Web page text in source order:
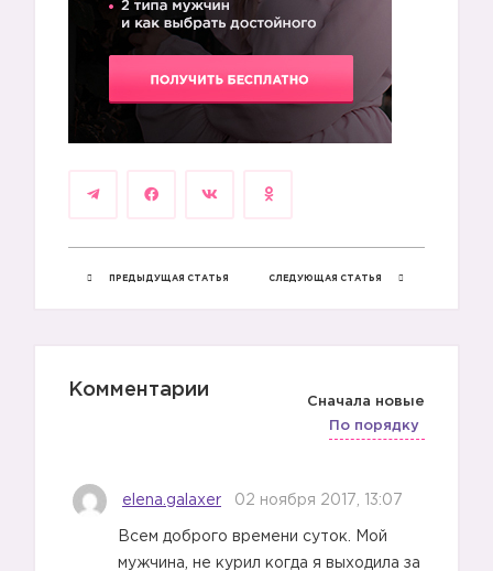
ПРЕДЫДУЩАЯ СТАТЬЯ СЛЕДУЮЩАЯ СТАТЬЯ
Комментарии
Сначала новые
По порядку
elena.galaxer 02 ноября 2017, 13:07
Всем доброго времени суток. Мой
мужчина, не курил когда я выходила за